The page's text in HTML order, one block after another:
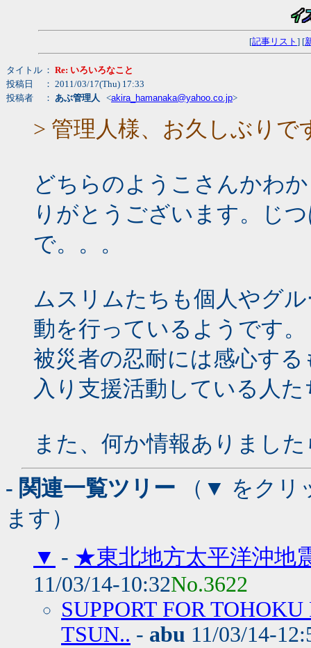
[記事リスト ] [
タイトル ： Re: いろいろなこと
投稿日
： 2011/03/17(Thu) 17:33
投稿者
： あぶ管理人 <akira_hamanaka@yahoo.co.jp>
> 管理人様、お久しぶりで
どちらのようこさんかわ
りがとうございます。じ
で。。。
ムスリムたちも個人やグ
動を行っているようです。
被災者の忍耐には感心す
入り支援活動している人
また、何か情報ありまし
- 関連一覧ツリー （▼ をクリ
ます）
▼ - ★東北地方太平洋沖地
11/03/14-10:32No.3622
SUPPORT FOR
TSUN.. - abu 11/03/14-